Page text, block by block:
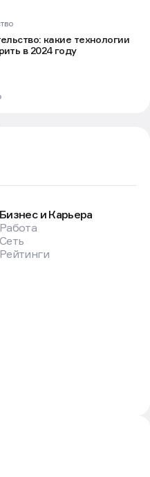
какие технологии
в 2024 году
Бизнес и Карьера
Работа
Сеть
Рейтинги